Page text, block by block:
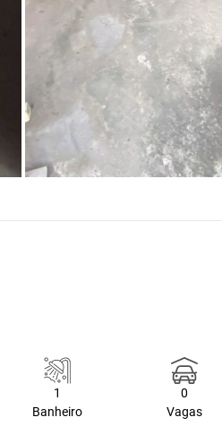
1
Banheiro
0
Vagas